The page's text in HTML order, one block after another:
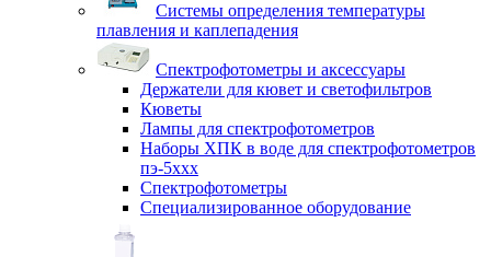
Системы определения температуры
плавления и каплепадения
Спектрофотометры и аксессуары
Держатели для кювет и светофильтров
Кюветы
Лампы для спектрофотометров
Наборы ХПК в воде для спектрофотометров
пэ-5ххх
Спектрофотометры
Специализированное оборудование